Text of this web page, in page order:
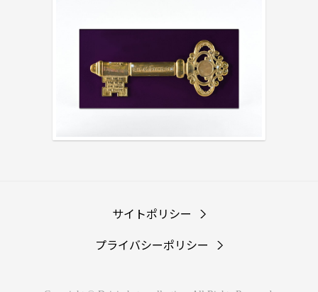
サイトポリシー
プライバシーポリシー